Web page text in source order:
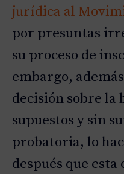
jurídica al
por presuntas
su proceso de
embargo,
decisión sobre la
supuestos y sin
probatoria, lo
después que